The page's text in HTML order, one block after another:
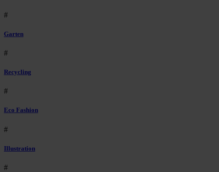
#
Garten
#
Recycling
#
Eco Fashion
#
Illustration
#